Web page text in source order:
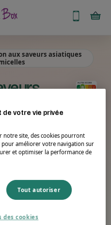
aux saveurs asiatiques
non contractuelle.
84 kcal
1 g
de votre vie privée
notre site, des cookies pourront
pour améliorer votre navigation sur
et optimiser la performance de
Tout autoriser
des cookies